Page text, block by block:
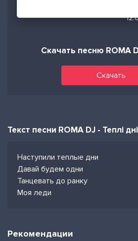
Скачать песню ROMA
Скачать
Текст песни ROMA DJ - Теплі дні
Наступили теплые дни
Давай будем одни
Танцевать до ранку
Моя леди
Рекомендации